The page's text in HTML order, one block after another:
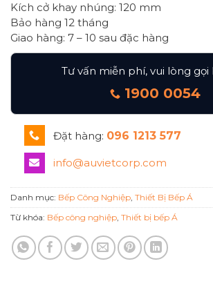
Kích cở khay nhúng: 120 mm
Bảo hàng 12 tháng
Giao hàng: 7 – 10 sau đặc hàng
Tư vấn miễn phí, vui lòng gọi
1900 0054
Đặt hàng: 096 1213 577
info@auvietcorp.com
Danh mục: Bếp Công Nghiệp Thiết Bị Bếp Á
Từ khóa: Bếp công nghiệp Thiết bị bếp Á